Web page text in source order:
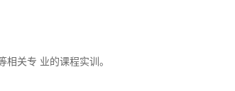
关专 业的课程实训。